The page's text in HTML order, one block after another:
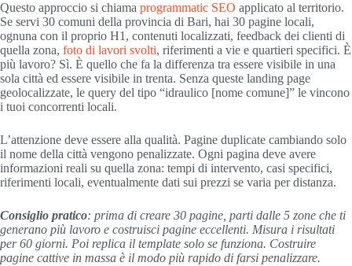
Questo approccio si chiama programmatic SEO applicato al territorio.
Se servi 30 comuni della provincia di Bari, hai 30 pagine locali,
ognuna con il proprio H1, contenuti localizzati, feedback dei clienti di
quella zona, foto di lavori svolti, riferimenti a vie e quartieri specifici. È
più lavoro? Sì. È quello che fa la differenza tra essere visibile in una
sola città ed essere visibile in trenta. Senza queste landing page
geolocalizzate, le query del tipo “idraulico [nome comune]” le vincono
i tuoi concorrenti locali.
L’attenzione deve essere alla qualità. Pagine duplicate cambiando solo
il nome della città vengono penalizzate. Ogni pagina deve avere
informazioni reali su quella zona: tempi di intervento, casi specifici,
riferimenti locali, eventualmente dati sui prezzi se varia per distanza.
Consiglio pratico: prima di creare 30 pagine, parti dalle 5 zone che ti
generano più lavoro e costruisci pagine eccellenti. Misura i risultati
per 60 giorni. Poi replica il template solo se funziona. Costruire
pagine cattive in massa è il modo più rapido di farsi penalizzare.